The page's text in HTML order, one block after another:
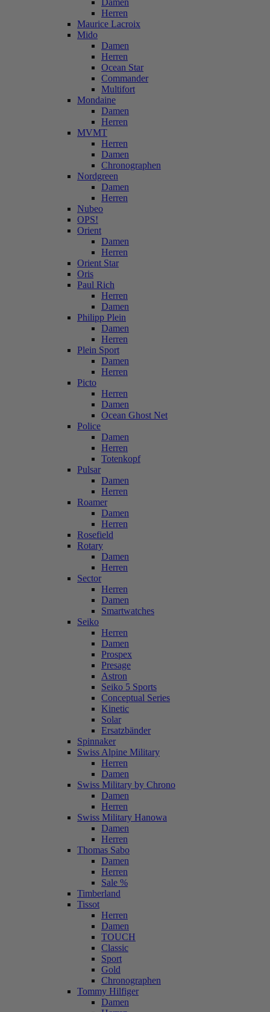
Damen
Herren
Maurice Lacroix
Mido
Damen
Herren
Ocean Star
Commander
Multifort
Mondaine
Damen
Herren
MVMT
Herren
Damen
Chronographen
Nordgreen
Damen
Herren
Nubeo
OPS!
Orient
Damen
Herren
Orient Star
Oris
Paul Rich
Herren
Damen
Philipp Plein
Damen
Herren
Plein Sport
Damen
Herren
Picto
Herren
Damen
Ocean Ghost Net
Police
Damen
Herren
Totenkopf
Pulsar
Damen
Herren
Roamer
Damen
Herren
Rosefield
Rotary
Damen
Herren
Sector
Herren
Damen
Smartwatches
Seiko
Herren
Damen
Prospex
Presage
Astron
Seiko 5 Sports
Conceptual Series
Kinetic
Solar
Ersatzbänder
Spinnaker
Swiss Alpine Military
Herren
Damen
Swiss Military by Chrono
Damen
Herren
Swiss Military Hanowa
Damen
Herren
Thomas Sabo
Damen
Herren
Sale %
Timberland
Tissot
Herren
Damen
TOUCH
Classic
Sport
Gold
Chronographen
Tommy Hilfiger
Damen